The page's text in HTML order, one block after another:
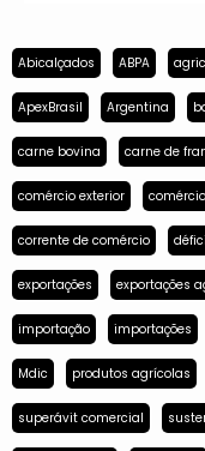
Abicalçados ABPA
ApexBrasil Argentina
carne bovina carne de
comércio exterior
corrente de comércio
exportações exportações
importação importações
Mdic produtos agrícolas
superávit comercial